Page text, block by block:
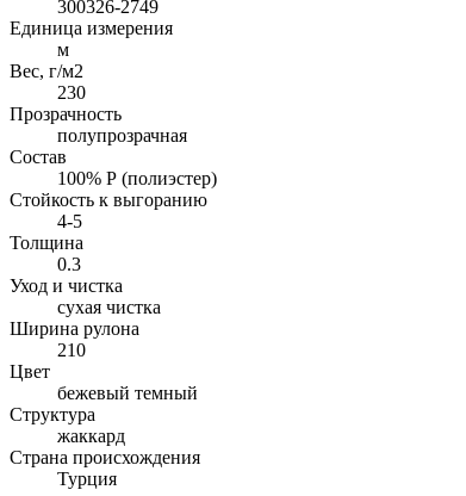
300326-2749
Единица измерения
м
Вес, г/м2
230
Прозрачность
полупрозрачная
Состав
100% Р (полиэстер)
Стойкость к выгоранию
4-5
Толщина
0.3
Уход и чистка
сухая чистка
Ширина рулона
210
Цвет
бежевый темный
Структура
жаккард
Страна происхождения
Турция